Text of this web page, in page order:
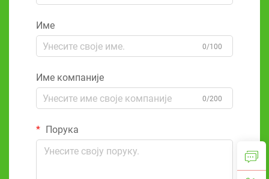
Име
0/100
Име компаније
0/200
Порука